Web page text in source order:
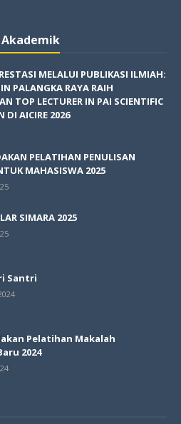
MELALUI PUBLIKASI ILMIAH:
PALANGKA RAYA RAIH
TOP LECTURER IN PAI SCIENTIFIC
DI AICIRE 2026
PELATIHAN PENULISAN
MAHASISWA 2025
SIMARA 2025
Santri
Pelatihan Makalah
2024